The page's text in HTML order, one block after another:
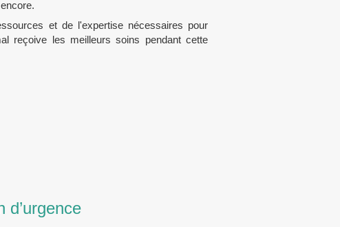
et de l'expertise nécessaires pour
reçoive les meilleurs soins pendant cette
d’urgence